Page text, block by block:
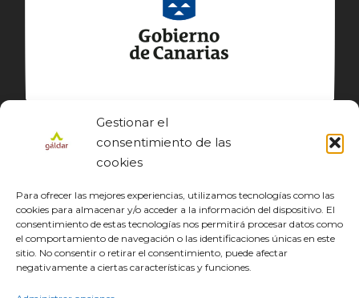
Gestionar el
consentimiento de las
cookies
Para ofrecer las mejores experiencias, utilizamos tecnologías como las
cookies para almacenar y/o acceder a la información del dispositivo. El
consentimiento de estas tecnologías nos permitirá procesar datos como
el comportamiento de navegación o las identificaciones únicas en este
sitio. No consentir o retirar el consentimiento, puede afectar
negativamente a ciertas características y funciones.
© GÁLDAR JACOBEO 2027
CONOCE